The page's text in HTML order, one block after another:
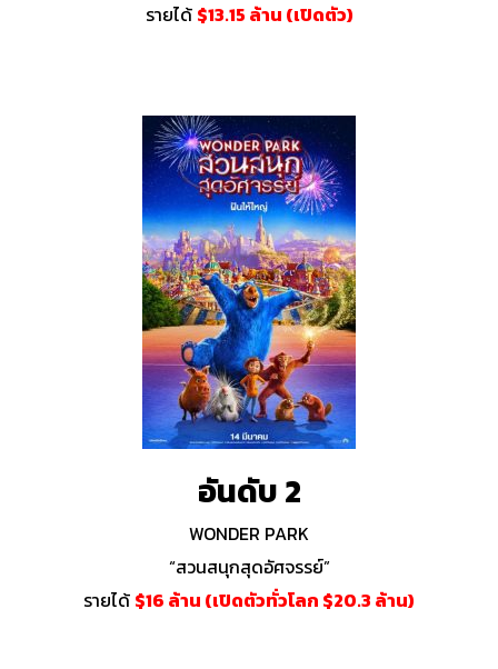
รายได้ $13.15 ล้าน (เปิดตัว)
อันดับ 2
WONDER PARK
“สวนสนุกสุดอัศจรรย์”
รายได้ $16 ล้าน (เปิดตัวทั่วโลก $20.3 ล้าน)